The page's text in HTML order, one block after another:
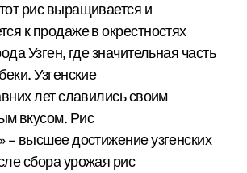
рис выращивается и
к продаже в окрестностях
Узген, где значительная часть
Узгенские
лет славились своим
вкусом. Рис
– высшее достижение узгенских
сбора урожая рис